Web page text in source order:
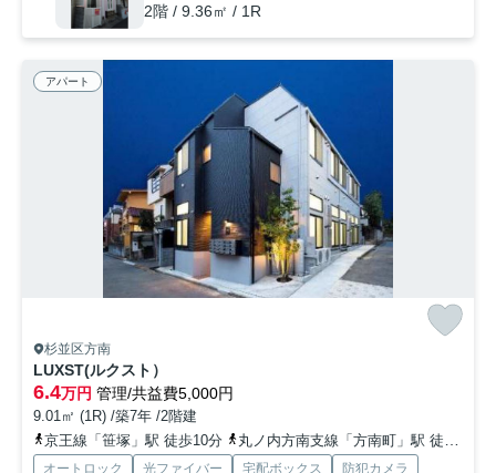
2階 / 9.36㎡ / 1R
アパート
杉並区方南
LUXST(ルクスト）
6.4万円 管理/共益費5,000円
9.01㎡ (1R) /築7年 /2階建
京王線「笹塚」駅 徒歩10分
丸ノ内方南支線「方南町」駅 徒歩12分
オートロック 光ファイバー 宅配ボックス
防犯カメラ